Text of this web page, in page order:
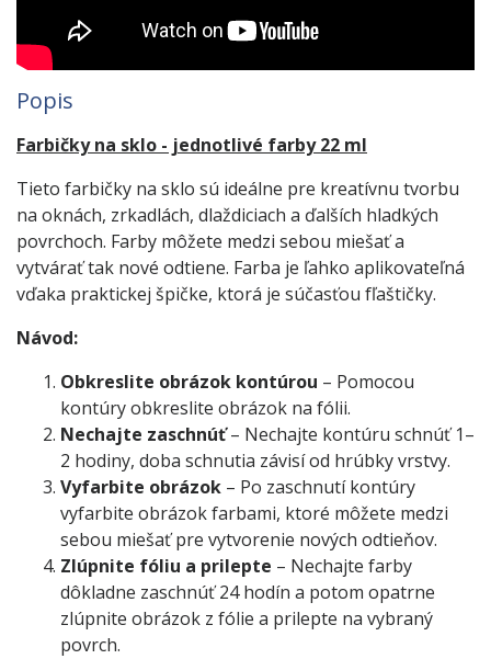
Popis
Farbičky na sklo - jednotlivé farby 22 ml
Tieto farbičky na sklo sú ideálne pre kreatívnu tvorbu
na oknách, zrkadlách, dlaždiciach a ďalších hladkých
povrchoch. Farby môžete medzi sebou miešať a
vytvárať tak nové odtiene. Farba je ľahko aplikovateľná
vďaka praktickej špičke, ktorá je súčasťou fľaštičky.
Návod:
Obkreslite obrázok kontúrou – Pomocou
kontúry obkreslite obrázok na fólii.
Nechajte zaschnúť– Nechajte kontúru schnúť 1–
2 hodiny, doba schnutia závisí od hrúbky vrstvy.
Vyfarbite obrázok – Po zaschnutí kontúry
vyfarbite obrázok farbami, ktoré môžete medzi
sebou miešať pre vytvorenie nových odtieňov.
Zlúpnite fóliu a prilepte – Nechajte farby
dôkladne zaschnúť 24 hodín a potom opatrne
zlúpnite obrázok z fólie a prilepte na vybraný
povrch.